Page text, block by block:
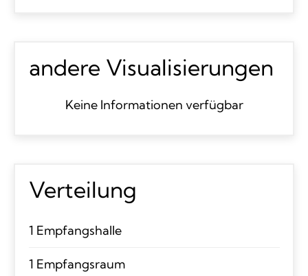
andere Visualisierungen
Keine Informationen verfügbar
Verteilung
1 Empfangshalle
1 Empfangsraum